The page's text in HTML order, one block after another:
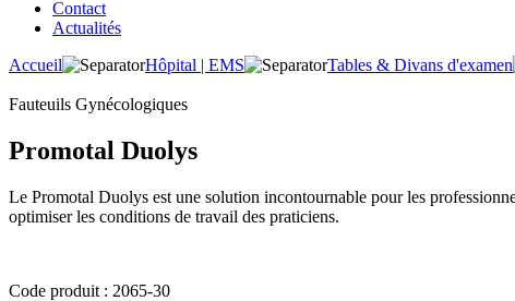
Contact
Actualités
Accueil
Hôpital | EMS Tables & Divans d'examen
Fauteuils Gynécologiques
Promotal Duolys
Le Promotal Duolys est une solution incontournable pour les
optimiser les conditions de travail des praticiens.
Code produit : 2065-30